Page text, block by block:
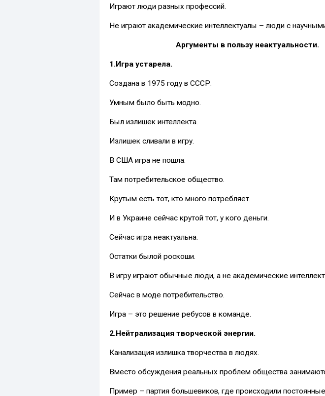
Играют люди разных профессий.
Не играют академические интеллектуалы – люди с
Аргументы в пользу неактуальности.
1.Игра устарела.
Создана в 1975 году в СССР.
Умным было быть модно.
Был излишек интеллекта.
Излишек сливали в игру.
В США игра не пошла.
Там потребительское общество.
Крутым есть тот, кто много потребляет.
И в Украине сейчас крутой тот, у кого деньги.
Сейчас игра неактуальна.
Остатки былой роскоши.
В игру играют обычные люди, а не академические
Сейчас в моде потребительство.
Игра – это решение ребусов в команде.
2.Нейтрализация творческой энергии.
Канализация излишка творчества в людях.
Вместо обсуждения реальных проблем общества
Пример – партия большевиков, где происходили